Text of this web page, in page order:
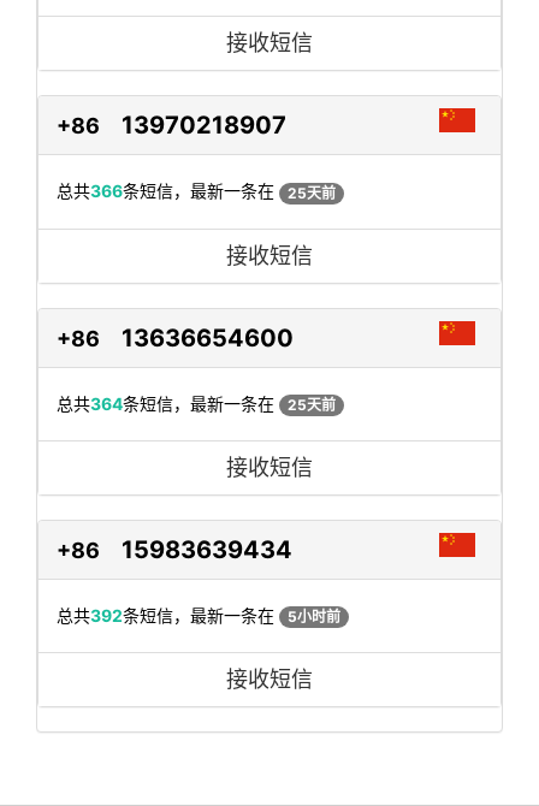
接收短信
+86 13970218907
总共366条短信，最新一条在 25天前
接收短信
+86 13636654600
总共364条短信，最新一条在 25天前
接收短信
+86 15983639434
总共392条短信，最新一条在 5小时前
接收短信